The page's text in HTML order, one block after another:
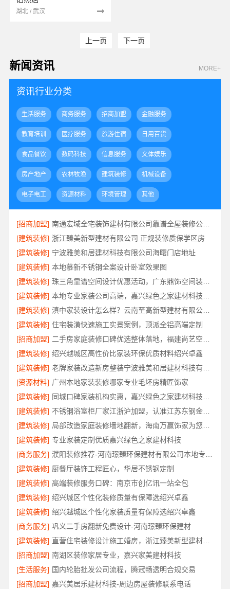
湖北 / 武汉
上一页 下一页
新闻资讯 MORE+
资讯行业分类
生活服务 商务服务 招商加盟 金融服务
教育培训 医疗服务 旅游住宿 日用百货
食品餐饮 数码科技 信息服务 文体娱乐
房产地产 农林牧渔 建筑装修 机械设备
电子电工 资源材料 环境管理 其他
[招商加盟]
南通宏域全宅装饰建材有限公司靠谱全屋装修公司价格
[建筑装修] 浙江臻美新型建材有限公司 正规装修质保学区房
[建筑装修] 宁波雅美和居建材科技有限公司海曙门店地址
[建筑装修] 本地慕新不锈钢全案设计卧室效果图
[建筑装修]
珠三角靠谱空间设计优惠活动，广东鼎饰空间装饰工程有限公司
[建筑装修]
[建筑装修]
滇中家装设计怎么样？云南至高新型建材有限公司专业靠谱
[建筑装修] 住宅装潢快速施工实景案例，顶派全铝高端定制
[招商加盟]
[建筑装修] 绍兴越城区高性价比家装环保优质材料绍兴卓鑫
[建筑装修]
[资源材料] 广州本地家装装修哪家专业毛坯房精匠饰家
[建筑装修]
[建筑装修]
不锈钢浴室柜厂家江浙沪加盟，认准江苏东钢金属科技有限公司
[建筑装修]
[建筑装修] 专业家装定制优质嘉兴绿色之家建材科技
[商务服务]
[建筑装修] 厨餐厅装饰工程匠心，华居不锈钢定制
[建筑装修] 高端装修服务口碑：南京市创亿讯一站全包
[建筑装修] 绍兴城区个性化装修质量有保障选绍兴卓鑫
[建筑装修] 绍兴越城区个性化家装质量有保障选绍兴卓鑫
[商务服务] 巩义二手房翻新免费设计-河南璟臻环保建材
[建筑装修]
直营住宅装修设计施工婚房，浙江臻美新型建材有限公司打造爱巢
[招商加盟] 南湖区装修家居专业，嘉兴家美建材科技
[生活服务] 国内轮胎批发公司流程，腾冠畅透明合规交易
[招商加盟] 嘉兴美居乐建材科技-周边房屋装修联系电话